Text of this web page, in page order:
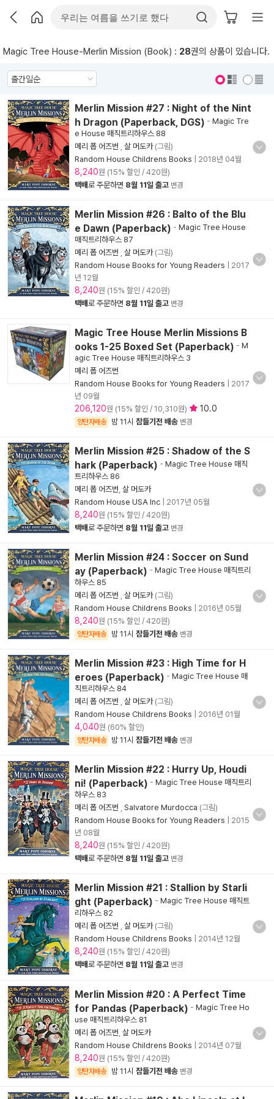
Magic Tree House-Merlin Mission (Book) : 28권의 상품이 있습니다.
Merlin Mission #27 : Night of the Nint
h Dragon (Paperback, DGS) - Magic Tre
e House 매직트리하우스 88
메리 폽 어즈번
살 머도카(그림)
Random House Childrens Books
2018년 04월
8,240원 (15% 할인 / 420원)
택배로 주문하면 8월 11일 출고 변경
Merlin Mission #26 : Balto of the Blu
e Dawn (Paperback) - Magic Tree House
매직트리하우스 87
메리 폽 어즈번
살 머도카(그림)
Random House Books for Young Readers
2017
년 12월
8,240원 (15% 할인 / 420원)
택배로 주문하면 8월 11일 출고 변경
Magic Tree House Merlin Missions B
ooks 1-25 Boxed Set (Paperback) - M
agic Tree House 매직트리하우스 3
메리 폽 어즈번
Random House Books for Young Readers
2017
년 09월
206,120원 (15% 할인 / 10,310원) 10.0
양탄자배송 밤 11시 잠들기전 배송 변경
Merlin Mission #25 : Shadow of the S
hark (Paperback) - Magic Tree House 매직
트리하우스 86
메리 폽 어즈번 살 머도카
Random House USA Inc
2017년 05월
8,240원 (15% 할인 / 420원)
택배로 주문하면 8월 11일 출고 변경
Merlin Mission #24 : Soccer on Sund
ay (Paperback) - Magic Tree House 매직트리
하우스 85
메리 폽 어즈번
살 머도카(그림)
Random House Childrens Books
2016년 05월
8,240원 (15% 할인 / 420원)
양탄자배송 밤 11시 잠들기전 배송 변경
Merlin Mission #23 : High Time for H
eroes (Paperback) - Magic Tree House 매
직트리하우스 84
메리 폽 어즈번
살 머도카(그림)
Random House Childrens Books
2016년 01월
4,040원 (60% 할인)
양탄자배송 밤 11시 잠들기전 배송 변경
Merlin Mission #22 : Hurry Up, Houdi
ni! (Paperback) - Magic Tree House 매직트리
하우스 83
메리 폽 어즈번
Salvatore Murdocca (그림)
Random House Books for Young Readers
2015
년 08월
8,240원 (15% 할인 / 420원)
택배로 주문하면 8월 11일 출고 변경
Merlin Mission #21 : Stallion by Starli
ght (Paperback) - Magic Tree House 매직트
리하우스 82
메리 폽 어즈번
살 머도카(그림)
Random House Childrens Books
2014년 12월
8,240원 (15% 할인 / 420원)
택배로 주문하면 8월 11일 출고 변경
Merlin Mission #20 : A Perfect Time
for Pandas (Paperback) - Magic Tree Ho
use 매직트리하우스 81
메리 폽 어즈번 살 머도카
Random House Childrens Books
2014년 07월
8,240원 (15% 할인 / 420원)
양탄자배송 밤 11시 잠들기전 배송 변경